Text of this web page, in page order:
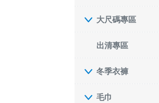
大尺碼專區
出清專區
冬季衣褲
毛巾